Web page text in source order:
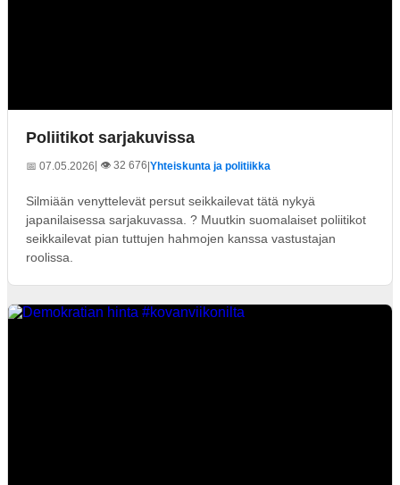
Poliitikot sarjakuvissa
📅 07.05.2026| 👁️ 32 676 Yhteiskunta ja politiikka
Silmiään venyttelevät persut seikkailevat tätä nykyä
japanilaisessa sarjakuvassa. ? Muutkin suomalaiset poliitikot
seikkailevat pian tuttujen hahmojen kanssa vastustajan
roolissa.